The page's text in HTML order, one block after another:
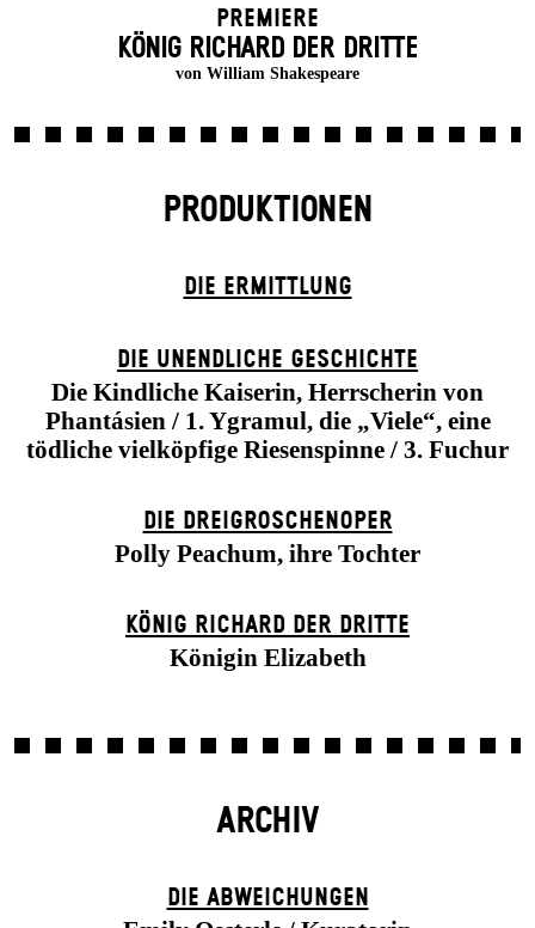
Premiere
KÖNIG RICHARD DER DRITTE
von William Shakespeare
PRODUKTIONEN
DIE ERMITTLUNG
DIE UN­ENDLICHE GESCHICHTE
Die Kindliche Kaiserin, Herrscherin von
Phantásien / 1. Ygramul, die „Viele“, eine
tödliche vielköpfige Riesenspinne / 3. Fuchur
DIE DREI­GROSCHEN­OPER
Polly Peachum, ihre Tochter
KÖNIG RICHARD DER DRITTE
Königin Elizabeth
ARCHIV
DIE ABWEICHUNGEN